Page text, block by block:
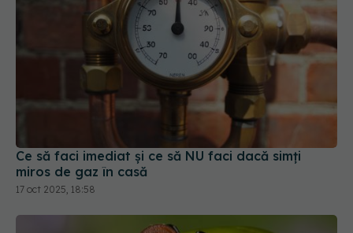
Ce să faci imediat și ce să NU faci dacă simți
miros de gaz în casă
17 oct 2025, 18:58